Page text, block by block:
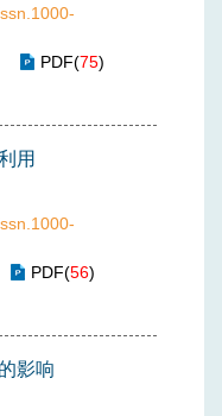
PDF(75)
用
PDF(56)
影响